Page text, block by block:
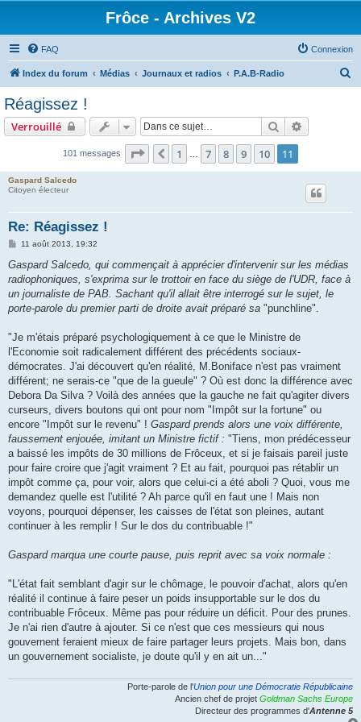
Frôce - Archives V2
FAQ Connexion
Index du forum Médias Journaux et radios P.A.B-Radio
Réagissez !
Verrouillé Rechercher
101 messages Page 11 sur 11
Précédente
1 7 8 9 10 11
Gaspard Salcedo
Citoyen électeur
Re: Réagissez !
M
s
a
g
e
11 août 2013, 19:32
Gaspard Salcedo, qui commençait à apprécier d'intervenir sur les médias
radiophoniques, s'exprima sur le trottoir en face du siège de l'UDR, face à
un journaliste de PAB. Sachant qu'il allait être interrogé sur le sujet, le
porte-parole du premier parti de droite avait préparé sa "punchline".
"Je m'étais préparé psychologiquement à ce que le Ministre de
l'Economie soit radicalement différent des précédents sociaux-
démocrates. J'ai découvert qu'en réalité, M.Boniface n'est pas vraiment
différent; ne serais-ce "que de la gueule" ? Où est donc la différence avec
Debora Da Silva ? Voilà des années que la gauche ne fait qu'agiter divers
curseurs, divers boutons qui ont pour nom "Impôt sur la fortune" ou
encore "Impôt sur le revenu" ! Gaspard prends alors une voix différente,
faussement enjouée, imitant un Ministre fictif : "Tiens, mon prédécesseur
a baissé les impôts de 30 millions de Frôceux, et si je faisais pareil juste
pour faire croire que j'agit vraiment ? Et au fait, pourquoi pas rétablir un
impôt comme ça, pour voir, alors que celui-ci a été aboli ? Quoi, vous me
demandez quelle est l'utilité ? Ah parce qu'il en faut une ! Mais non
voyons, pourquoi dépenser, les caisses de l'état son pleines, autant
continuer à les remplir ! Sur le dos du contribuable !"
Gaspard marqua une courte pause, puis reprit avec sa voix normale :
"L'état fait semblant d'agir sur le chômage, le pouvoir d'achat, alors qu'en
réalité il continue à faire peser un poids insupportable sur le dos du
contribuable Frôceux. Même pas pour réduire un déficit. Pour des prunes.
Je n'ai rien d'autre à ajouter. Si ce n'est que ces messieurs qui nous
gouvernent feraient mieux de faire partager leurs projets. Mais bon, dans
un gouvernement socialiste, je doute qu'il y en ait un..."
Porte-parole de l'Union pour une Démocratie Républicaine
Ancien chef de projet Goldman Sachs Europe
Directeur des programmes d'Antenne 5